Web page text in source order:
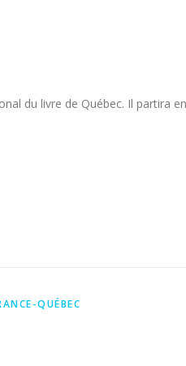
du livre de Québec. Il partira
QUÉBEC